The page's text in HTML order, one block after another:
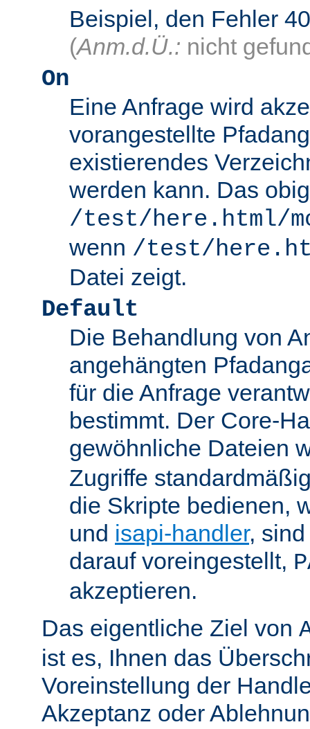
Beispiel, den Fehler
(Anm.d.Ü.: nicht
On
Eine Anfrage wird
vorangestellte
existierendes
werden kann. Das
/test/here.html/
wenn /test/
Datei zeigt.
Default
Die Behandlung von
angehängten
für die Anfrage
bestimmt. Der Core-
gewöhnliche Dateien
Zugriffe
die Skripte bedienen,
und isapi-handler,
darauf voreingestellt,
akzeptieren.
Das eigentliche Ziel von
ist es, Ihnen das
Voreinstellung der
Akzeptanz oder